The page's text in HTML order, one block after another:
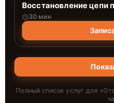
Восстановление цепи
30 мин
Полный список услуг для «